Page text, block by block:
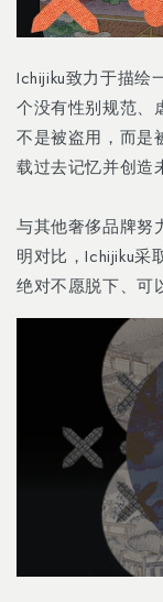
Ichijiku致力于描绘
个没有性别规范、
不是被盗用，而是
载过去记忆并创造
与其他奢侈品牌努
明对比，Ichijiku采
绝对不愿脱下、可